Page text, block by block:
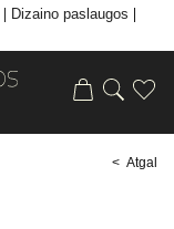
Dizaino paslaugos
< Atgal